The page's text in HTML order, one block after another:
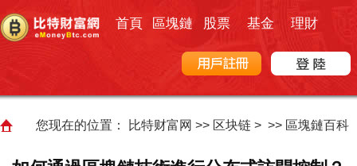
首頁 區塊鏈 股票 基金 理財
您现在的位置： 比特财富网 >> 区块链> >> 區塊鏈百科